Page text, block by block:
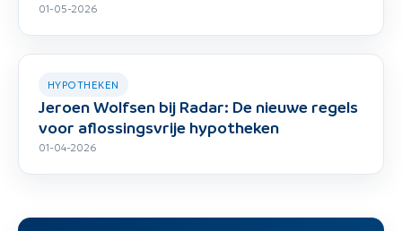
01-05-2026
HYPOTHEKEN
Jeroen Wolfsen bij Radar: De nieuwe regels
voor aflossingsvrije hypotheken
01-04-2026